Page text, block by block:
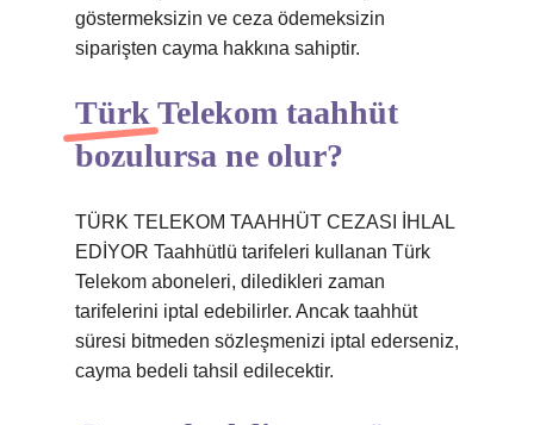
göstermeksizin ve ceza ödemeksizin
siparişten cayma hakkına sahiptir.
Türk Telekom taahhüt
bozulursa ne olur?
TÜRK TELEKOM TAAHHÜT CEZASI İHLAL
EDİYOR Taahhütlü tarifeleri kullanan Türk
Telekom aboneleri, diledikleri zaman
tarifelerini iptal edebilirler. Ancak taahhüt
süresi bitmeden sözleşmenizi iptal ederseniz,
cayma bedeli tahsil edilecektir.